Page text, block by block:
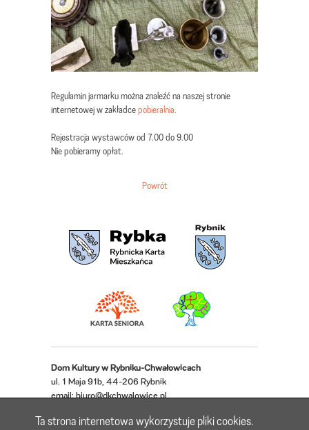
Regulamin jarmarku można znaleźć na naszej stronie
internetowej w zakładcepobieralnia.
Rejestracja wystawców od 7.00 do 9.00
Nie pobieramy opłat.
Powrót
Dom Kultury w Rybniku-Chwałowicach
ul. 1 Maja 91b, 44-206 Rybnik
email:biuro@dkchwalowice.pl
Ta strona internetowa wykorzystuje pliki cookies.